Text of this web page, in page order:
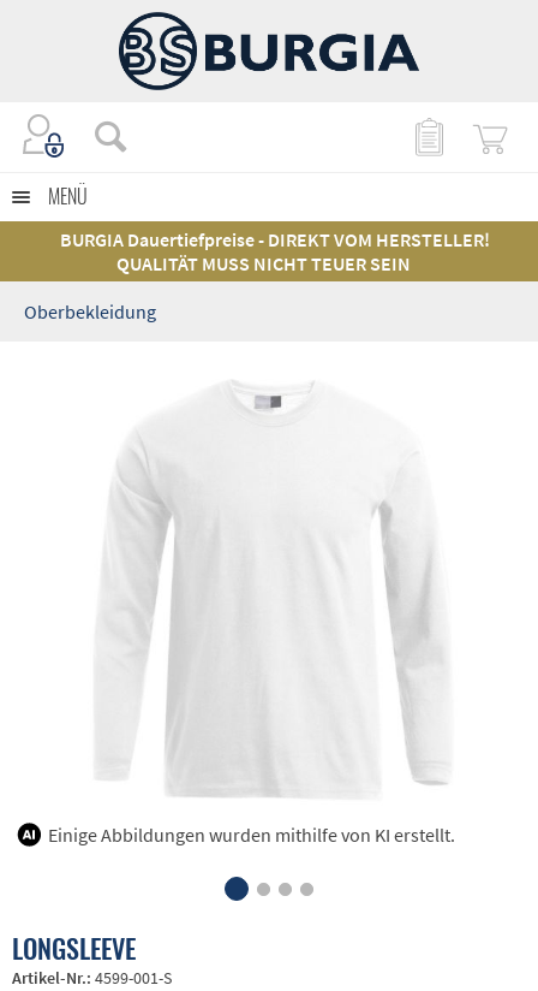
MENÜ
BURGIA Dauertiefpreise - DIREKT VOM HERSTELLER!
QUALITÄT MUSS NICHT TEUER SEIN
Oberbekleidung
Einige Abbildungen wurden mithilfe von KI erstellt.
LONGSLEEVE
Artikel-Nr.: 4599-001-S